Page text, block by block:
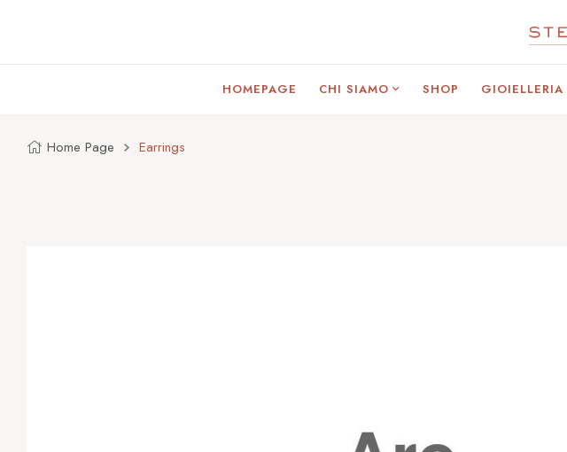
HOMEPAGE CHI SIAMO SHOP GIOIELLERIA
Home Page Earrings